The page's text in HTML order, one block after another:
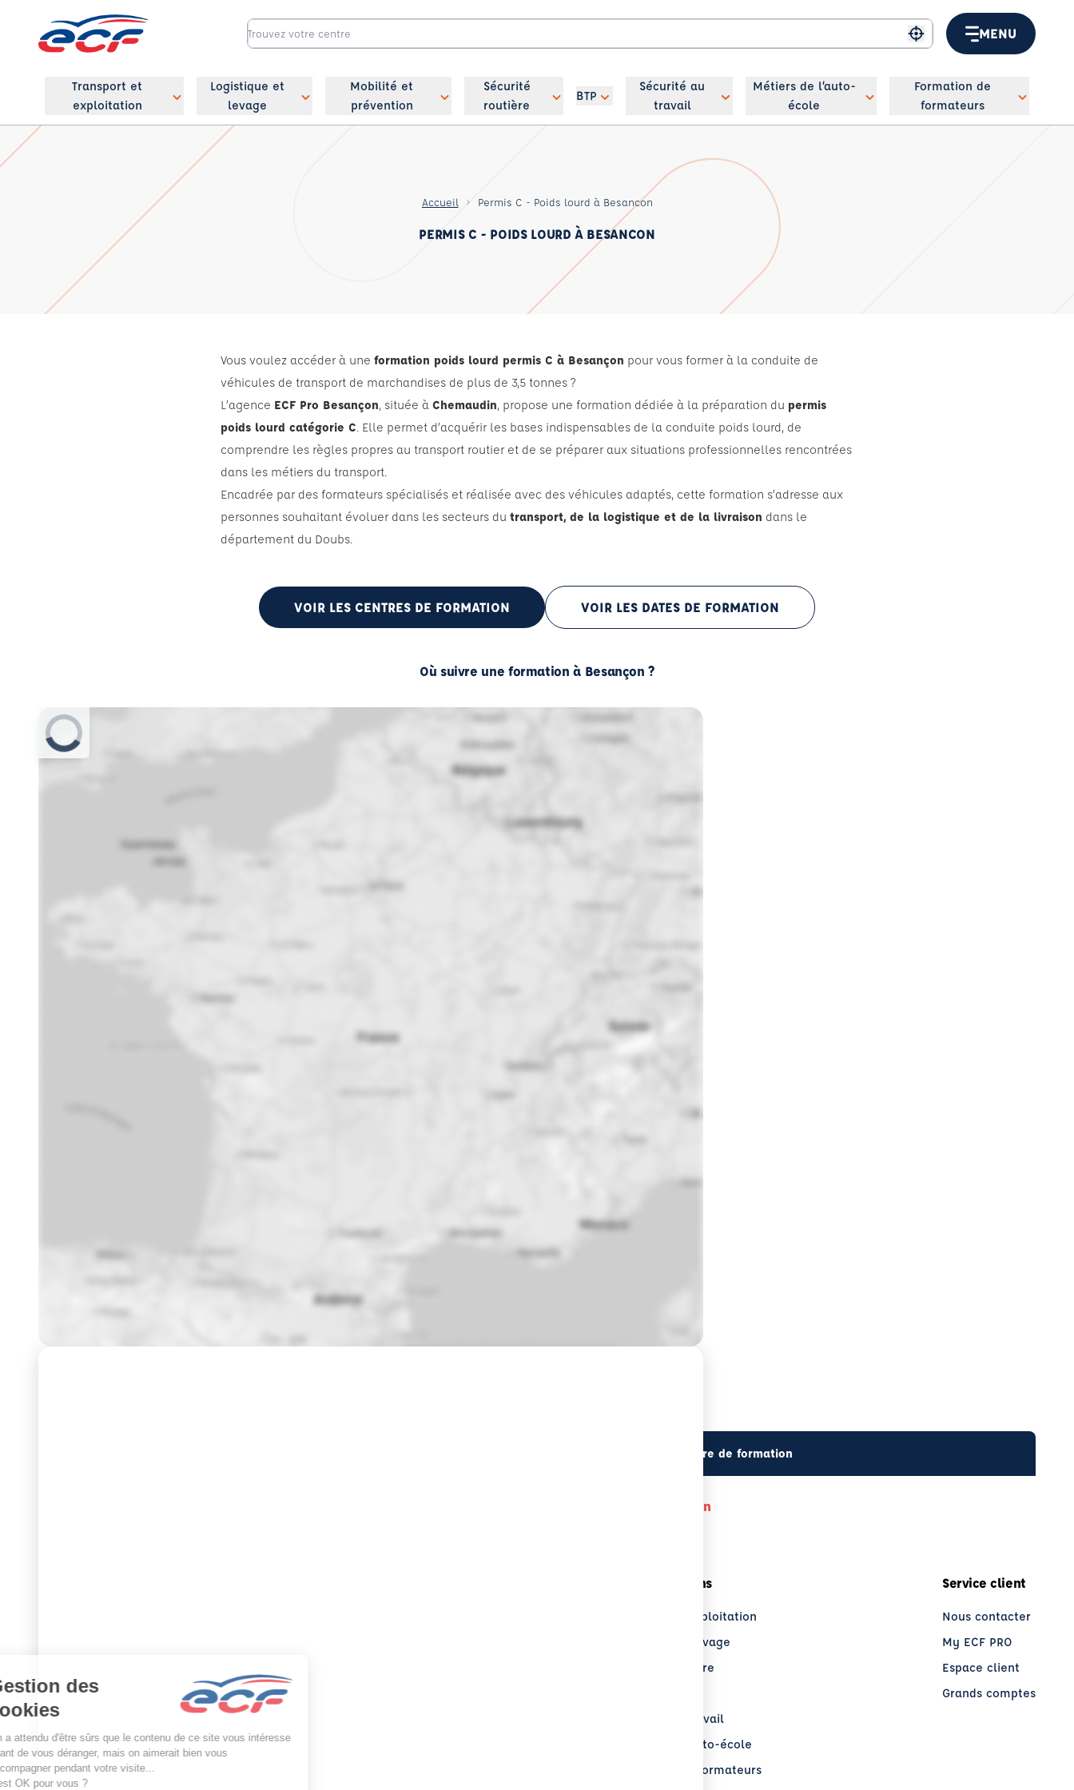
Me géolocaliser
MENU
Transport et
exploitation
Logistique et
levage
Mobilité et
prévention
Sécurité
routière
BTP
Sécurité au
travail
Métiers de l’auto-
école
Formation de
formateurs
Accueil Permis C - Poids lourd à Besancon
PERMIS C - POIDS LOURD À BESANCON
Vous voulez accéder à une formation poids lourd permis C à Besançon pour vous former à la conduite de
véhicules de transport de marchandises de plus de 3,5 tonnes ?
L’agence ECF Pro Besançon, située à Chemaudin, propose une formation dédiée à la préparation du permis
poids lourd catégorie C. Elle permet d’acquérir les bases indispensables de la conduite poids lourd, de
comprendre les règles propres au transport routier et de se préparer aux situations professionnelles rencontrées
dans les métiers du transport.
Encadrée par des formateurs spécialisés et réalisée avec des véhicules adaptés, cette formation s’adresse aux
personnes souhaitant évoluer dans les secteurs du transport, de la logistique et de la livraison dans le
département du Doubs.
VOIR LES CENTRES DE FORMATION VOIR LES DATES DE FORMATION
Où suivre une formation à Besançon ?
Centre de formation
Aucun centre a des disponibilité pour cette formation
Nos Formations
Transport & exploitation
Logistique & levage
Sécurité routière
Sécurité au travail
Métiers de l'auto-école
Formation de formateurs
Service client
Nous contacter
My ECF PRO
Espace client
Grands comptes